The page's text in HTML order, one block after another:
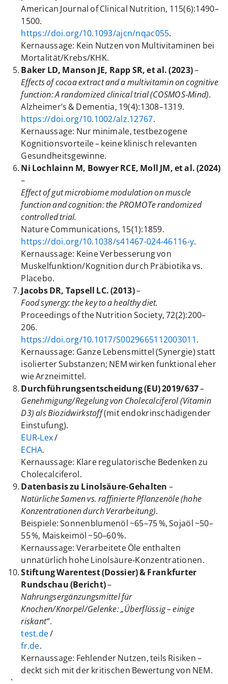
American Journal of Clinical Nutrition, 115(6):1490–
1500.
https://doi.org/10.1093/ajcn/nqac055.
Kernaussage: Kein Nutzen von Multivitaminen bei
Mortalität/Krebs/KHK.
Baker LD, Manson JE, Rapp SR, et al. (2023)–
Effects of cocoa extract and a multivitamin on cognitive
function: A randomized clinical trial (COSMOS‑Mind).
Alzheimer’s & Dementia, 19(4):1308–1319.
https://doi.org/10.1002/alz.12767.
Kernaussage: Nur minimale, testbezogene
Kognitionsvorteile – keine klinisch relevanten
Gesundheitsgewinne.
Ni Lochlainn M, Bowyer RCE, Moll JM, et al. (2024)
–
Effect of gut microbiome modulation on muscle
function and cognition: the PROMOTe randomized
controlled trial.
Nature Communications, 15(1):1859.
https://doi.org/10.1038/s41467-024-46116-y.
Kernaussage: Keine Verbesserung von
Muskelfunktion/Kognition durch Präbiotika vs.
Placebo.
Jacobs DR, Tapsell LC. (2013)–
Food synergy: the key to a healthy diet.
Proceedings of the Nutrition Society, 72(2):200–
206.
https://doi.org/10.1017/S0029665112003011.
Kernaussage: Ganze Lebensmittel (Synergie) statt
isolierter Substanzen; NEM wirken funktional eher
wie Arzneimittel.
Durchführungsentscheidung (EU) 2019/637–
Genehmigung/Regelung von Cholecalciferol (Vitamin
D3) als Biozidwirkstoff(mit endokrinschädigender
Einstufung).
EUR‑Lex/
ECHA.
Kernaussage: Klare regulatorische Bedenken zu
Cholecalciferol.
Datenbasis zu Linolsäure‑Gehalten –
Natürliche Samen vs. raffinierte Pflanzenöle (hohe
Konzentrationen durch Verarbeitung).
Beispiele: Sonnenblumenöl ~65–75 %, Sojaöl ~50–
55 %, Maiskeimöl ~50–60 %.
Kernaussage: Verarbeitete Öle enthalten
unnatürlich hohe Linolsäure‑Konzentrationen.
Stiftung Warentest (Dossier) & Frankfurter
Rundschau (Bericht)–
Nahrungsergänzungsmittel für
Knochen/Knorpel/Gelenke: „Überflüssig – einige
riskant“.
test.de/
fr.de.
Kernaussage: Fehlender Nutzen, teils Risiken –
deckt sich mit der kritischen Bewertung von NEM.